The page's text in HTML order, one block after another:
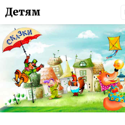
Детям